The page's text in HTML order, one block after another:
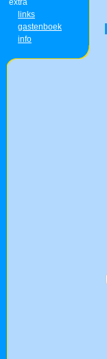
extra
links
gastenboek
info